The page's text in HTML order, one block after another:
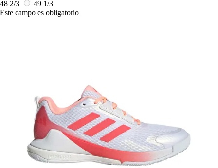
48 2/3
49 1/3
Este campo es obligatorio